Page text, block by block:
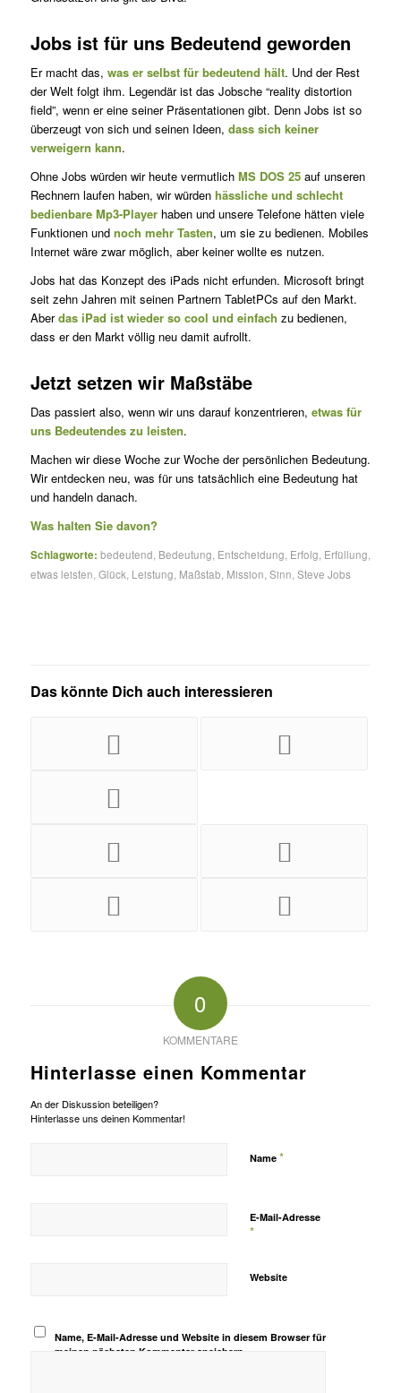
Jobs ist für uns Bedeutend geworden
Er macht das, was er selbst für bedeutend hält. Und der Rest
der Welt folgt ihm. Legendär ist das Jobsche “reality distortion
field”, wenn er eine seiner Präsentationen gibt. Denn Jobs ist so
überzeugt von sich und seinen Ideen, dass sich keiner
verweigern kann.
Ohne Jobs würden wir heute vermutlich MS DOS 25auf unseren
Rechnern laufen haben, wir würden hässliche und schlecht
bedienbare Mp3-Playerhaben und unsere Telefone hätten viele
Funktionen und noch mehr Tasten, um sie zu bedienen. Mobiles
Internet wäre zwar möglich, aber keiner wollte es nutzen.
Jobs hat das Konzept des iPads nicht erfunden. Microsoft bringt
seit zehn Jahren mit seinen Partnern TabletPCs auf den Markt.
Aberdas iPad ist wieder so cool und einfach zu bedienen,
dass er den Markt völlig neu damit aufrollt.
Jetzt setzen wir Maßstäbe
Das passiert also, wenn wir uns darauf konzentrieren, etwas für
uns Bedeutendes zu leisten.
Machen wir diese Woche zur Woche der persönlichen Bedeutung.
Wir entdecken neu, was für uns tatsächlich eine Bedeutung hat
und handeln danach.
Was halten Sie davon?
Schlagworte: bedeutend Bedeutung Entscheidung Erfolg Erfüllung
etwas leisten Glück Leistung Maßstab Mission Sinn Steve Jobs
Das könnte Dich auch interessieren
0
KOMMENTARE
Hinterlasse einen Kommentar
An der Diskussion beteiligen?
Hinterlasse uns deinen Kommentar!
Name *
E-Mail-Adresse
*
Website
Name, E-Mail-Adresse und Website in diesem Browser für
meinen nächsten Kommentar speichern.